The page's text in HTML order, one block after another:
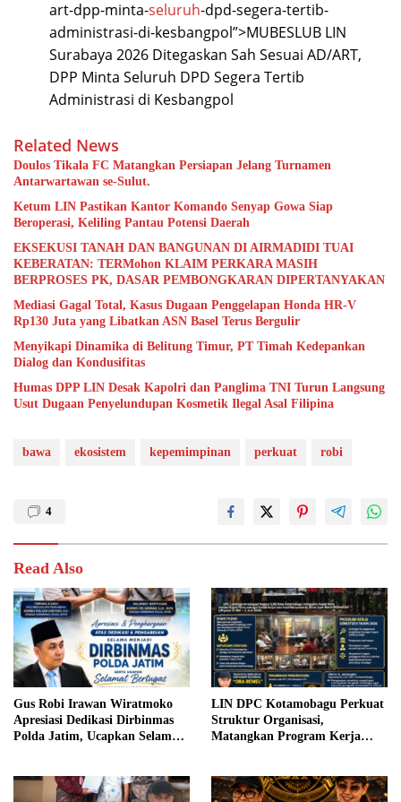
art-dpp-minta-seluruh-dpd-segera-tertib-
administrasi-di-kesbangpol”>MUBESLUB LIN
Surabaya 2026 Ditegaskan Sah Sesuai AD/ART,
DPP Minta Seluruh DPD Segera Tertib
Administrasi di Kesbangpol
Related News
Doulos Tikala FC Matangkan Persiapan Jelang Turnamen
Antarwartawan se-Sulut.
Ketum LIN Pastikan Kantor Komando Senyap Gowa Siap
Beroperasi, Keliling Pantau Potensi Daerah
EKSEKUSI TANAH DAN BANGUNAN DI AIRMADIDI TUAI
KEBERATAN: TERMohon KLAIM PERKARA MASIH
BERPROSES PK, DASAR PEMBONGKARAN DIPERTANYAKAN
Mediasi Gagal Total, Kasus Dugaan Penggelapan Honda HR-V
Rp130 Juta yang Libatkan ASN Basel Terus Bergulir
Menyikapi Dinamika di Belitung Timur, PT Timah Kedepankan
Dialog dan Kondusifitas
Humas DPP LIN Desak Kapolri dan Panglima TNI Turun Langsung
Usut Dugaan Penyelundupan Kosmetik Ilegal Asal Filipina
bawa ekosistem kepemimpinan perkuat robi
4
Read Also
Gus Robi Irawan Wiratmoko
Apresiasi Dedikasi Dirbinmas
Polda Jatim, Ucapkan Selamat
LIN DPC Kotamobagu Perkuat
Struktur Organisasi,
Matangkan Program Kerja